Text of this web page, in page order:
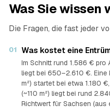
Was Sie wissen
Die Fragen, die fast jeder
01 Was kostet eine
Im Schnitt rund 1.586 € pro
liegt bei 650–2.610 €. Eine
m²) startet bei etwa 1.180
(~110 m²) liegt bei rund
Richtwert für Sachsen (aus